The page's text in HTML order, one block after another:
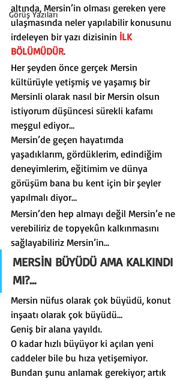
Görüş Yazıları
altında, Mersin’in olması gereken yere
ulaşmasında neler yapılabilir konusunu
irdeleyen bir yazı dizisinin İLK
BÖLÜMÜDÜR.
Her şeyden önce gerçek Mersin
kültürüyle yetişmiş ve yaşamış bir
Mersinli olarak nasıl bir Mersin olsun
istiyorum düşüncesi sürekli kafamı
meşgul ediyor…
Mersin’de geçen hayatımda
yaşadıklarım, gördüklerim, edindiğim
deneyimlerim, eğitimim ve dünya
görüşüm bana bu kent için bir şeyler
yapılmalı diyor…
Mersin’den hep almayı değil Mersin’e ne
verebiliriz de topyekûn kalkınmasını
sağlayabiliriz Mersin’in…
MERSİN BÜYÜDÜ AMA KALKINDI
MI?…
Mersin nüfus olarak çok büyüdü, konut
inşaatı olarak çok büyüdü…
Geniş bir alana yayıldı.
O kadar hızlı büyüyor ki açılan yeni
caddeler bile bu hıza yetişemiyor.
Bundan şunu anlamak gerekiyor; artık